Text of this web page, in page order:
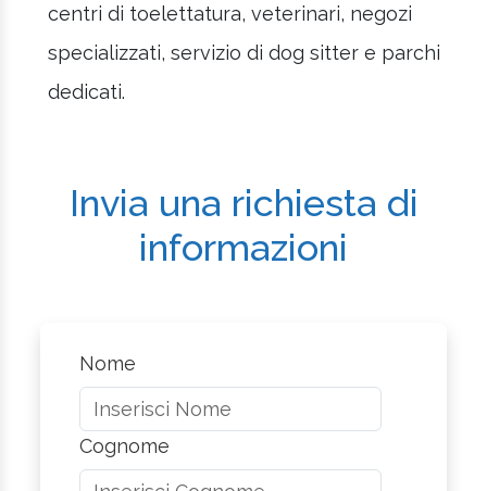
centri di toelettatura, veterinari, negozi
specializzati, servizio di dog sitter e parchi
dedicati.
Invia una richiesta di
informazioni
Nome
Cognome